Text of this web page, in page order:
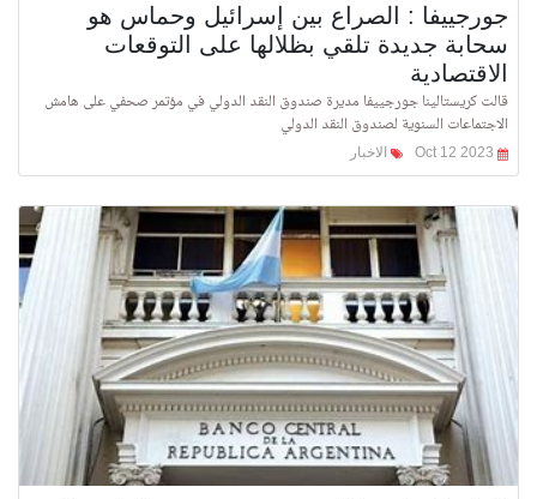
جورجييفا : الصراع بين إسرائيل وحماس هو
سحابة جديدة تلقي بظلالها على التوقعات
الاقتصادية
قالت كريستالينا جورجييفا مديرة صندوق النقد الدولي في مؤتمر صحفي على هامش
الاجتماعات السنوية لصندوق النقد الدولي
الاخبار